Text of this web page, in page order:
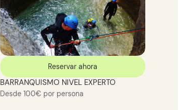
Reservar ahora
BARRANQUISMO NIVEL EXPERTO
Desde 100€ por persona